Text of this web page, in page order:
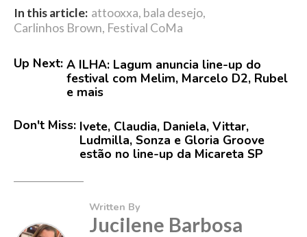
In this article: attooxxa, bala desejo,
Carlinhos Brown, Festival CoMa
Up Next: A ILHA: Lagum anuncia line-up do
festival com Melim, Marcelo D2, Rubel
e mais
Don't Miss: Ivete, Claudia, Daniela, Vittar,
Ludmilla, Sonza e Gloria Groove
estão no line-up da Micareta SP
Written By
Jucilene Barbosa